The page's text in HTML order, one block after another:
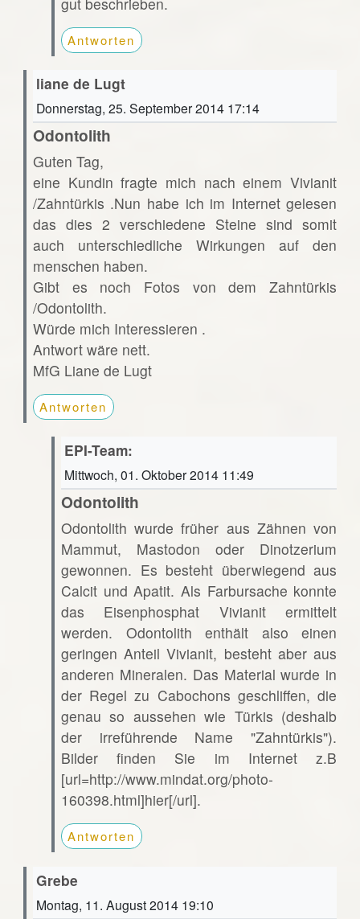
Antworten
liane de Lugt
Donnerstag, 25. September 2014 17:14
Odontolith
Guten Tag,
eine Kundin fragte mich nach einem Vivianit
/Zahntürkis .Nun habe ich im Internet gelesen
das dies 2 verschiedene Steine sind somit
auch unterschiedliche Wirkungen auf den
menschen haben.
Gibt es noch Fotos von dem Zahntürkis
/Odontolith.
Würde mich Interessieren .
Antwort wäre nett.
MfG Liane de Lugt
Antworten
EPI-Team:
Mittwoch, 01. Oktober 2014 11:49
Odontolith
Odontolith wurde früher aus Zähnen von
Mammut, Mastodon oder Dinotzerium
gewonnen. Es besteht überwiegend aus
Calcit und Apatit. Als Farbursache konnte
das Eisenphosphat Vivianit ermittelt
werden. Odontolith enthält also einen
geringen Anteil Vivianit, besteht aber aus
anderen Mineralen. Das Material wurde in
der Regel zu Cabochons geschliffen, die
genau so aussehen wie Türkis (deshalb
der irreführende Name "Zahntürkis").
Bilder finden Sie im Internet z.B
[url=http://www.mindat.org/photo-
160398.html]hier[/url].
Antworten
Grebe
Montag, 11. August 2014 19:10